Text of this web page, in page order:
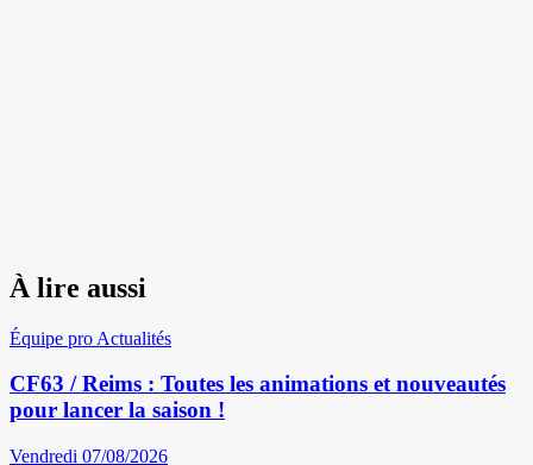
À lire aussi
Équipe pro Actualités
CF63 / Reims : Toutes les animations et nouveautés
pour lancer la saison !
Vendredi 07/08/2026